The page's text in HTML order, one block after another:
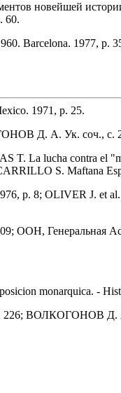
новейшей
60.
Barcelona. 1977, p.
1971, p. 25.
Д. А. Ук. соч., с.
La lucha contra el
S. Maftana
p. 8; OLIVER J. et al.
ООН, Генеральная
monarquica. -
226; ВОЛКОГОНОВ Д.